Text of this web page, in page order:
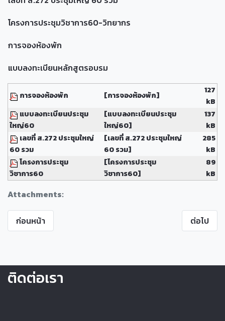
โครงการประชุมวิชาการ60-วิทยากร
การจองห้องพัก
แบบลงทะเบียนหลักสูตรอบรม
Attachments:
การจองห้องพัก [การจองห้องพัก]
127
kB
แบบลงทะเบียนประชุม
ใหญ่60
[แบบลงทะเบียนประชุม
ใหญ่60]
137
kB
เลขที่ ส.272 ประชุมใหญ่
60 รวม
[เลขที่ ส.272 ประชุมใหญ่
60 รวม]
285
kB
โครงการประชุม
วิชาการ60
[โครงการประชุม
วิชาการ60]
89
kB
ก่อนหน้า ต่อไป
ติดต่อเรา